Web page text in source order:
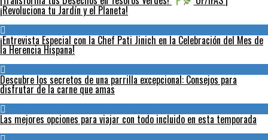
¡Revoluciona tu Jardín y el Planeta!
¡Entrevista Especial con la Chef Pati Jinich en la Celebración del Mes de
la Herencia Hispana!
Descubre los secretos de una parrilla excepcional: Consejos para
disfrutar de la carne que amas
Las mejores opciones para viajar con todo incluido en esta temporada